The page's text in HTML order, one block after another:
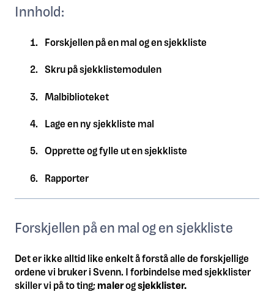
Innhold:
Forskjellen på en mal og en sjekkliste
Skru på sjekklistemodulen
Malbiblioteket
Lage en ny sjekkliste mal
Opprette og fylle ut en sjekkliste
Rapporter
Forskjellen på en mal og en sjekkliste
Det er ikke alltid like enkelt å forstå alle de forskjellige
ordene vi bruker i Svenn. I forbindelse med sjekklister
skiller vi på to ting;malerogsjekklister.